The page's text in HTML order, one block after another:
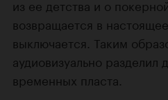
из ее детства и о
возвращается в
выключается. Таким
аудиовизуально разделил
временных пласта.